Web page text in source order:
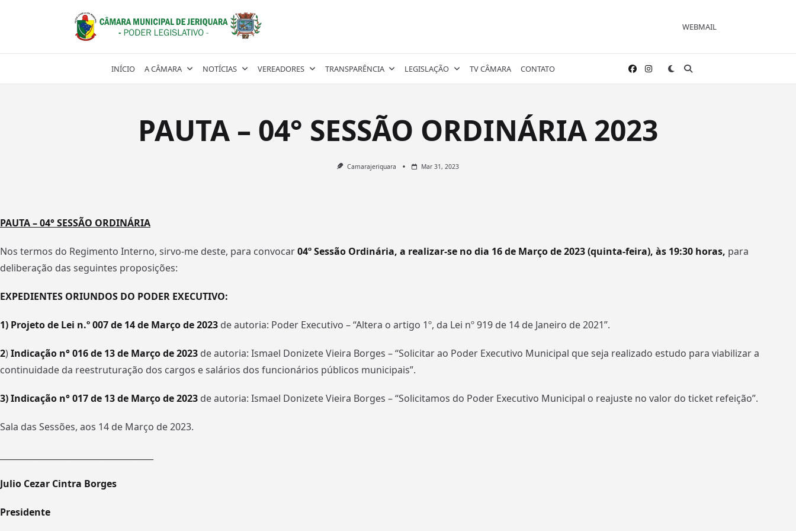
WEBMAIL
INÍCIO A CÂMARA NOTÍCIAS VEREADORES TRANSPARÊNCIA LEGISLAÇÃO TV CÂMARA CONTATO
PAUTA – 04° SESSÃO ORDINÁRIA 2023
Camarajeriquara Mar 31, 2023
PAUTA – 04° SESSÃO ORDINÁRIA
Nos termos do Regimento Interno, sirvo-me deste, para convocar04º Sessão Ordinária, a realizar-se no dia 16 de Março de 2023 (quinta-feira), às 19:30 horas, para
deliberação das seguintes proposições:
EXPEDIENTES ORIUNDOS DO PODER EXECUTIVO:
1) Projeto de Lei n.º 007 de 14 de Março de 2023 de autoria: Poder Executivo – “Altera o artigo 1º, da Lei nº 919 de 14 de Janeiro de 2021”.
2)Indicação n° 016 de 13 de Março de 2023 de autoria: Ismael Donizete Vieira Borges – “Solicitar ao Poder Executivo Municipal que seja realizado estudo para viabilizar a
continuidade da reestruturação dos cargos e salários dos funcionários públicos municipais”.
3) Indicação n° 017 de 13 de Março de 2023 de autoria: Ismael Donizete Vieira Borges – “Solicitamos do Poder Executivo Municipal o reajuste no valor do ticket refeição”.
Sala das Sessões, aos 14 de Março de 2023.
Julio Cezar Cintra Borges
Presidente